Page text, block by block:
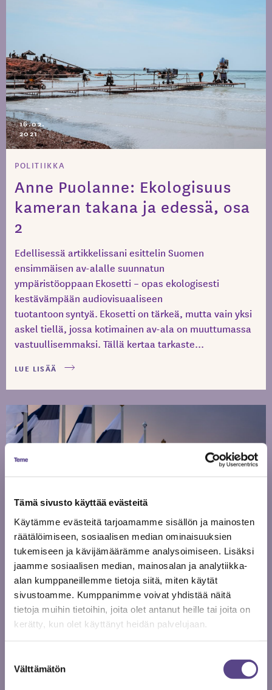
Tämä sivusto käyttää evästeitä
Käytämme evästeitä tarjoamamme sisällön ja mainosten
räätälöimiseen, sosiaalisen median ominaisuuksien
tukemiseen ja kävijämäärämme analysoimiseen. Lisäksi
jaamme sosiaalisen median, mainosalan ja analytiikka-
alan kumppaneillemme tietoja siitä, miten käytät
sivustoamme. Kumppanimme voivat yhdistää näitä
tietoja muihin tietoihin, joita olet antanut heille tai joita on
kerätty, kun olet käyttänyt heidän palvelujaan.
valinta
Välttämätön
16.02.
2021
POLITIIKKA
Anne Puolanne: Ekologisuus
kameran takana ja edessä, osa
2
Edellisessä artikkelissani esittelin Suomen
ensimmäisen av-alalle suunnatun
ympäristöoppaan Ekosetti – opas ekologisesti
kestävämpään audiovisuaaliseen
tuotantoon syntyä. Ekosetti on tärkeä, mutta vain yksi
askel tiellä, jossa kotimainen av-ala on muuttumassa
vastuullisemmaksi. Tällä kertaa tarkaste...
LUE LISÄÄ
16.02.
2021
POLITIIKKA
Ville Virkkunen: Tehdään
kuntavaaleista kulttuurivaalit
Vaalit ovat ihmisen parasta aikaa, sanotaan. Varsinkin
kuntavaalit ovat, koska niissä valitaan kotikunnan
päättäjät. Ei ole aivan sama, kuka niitä asioita hoitaa.